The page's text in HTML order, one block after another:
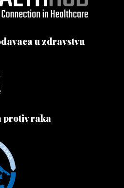
u zdravstvu
protiv raka